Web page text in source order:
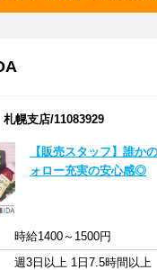
幌支店/11083929
【販売スタッフ】誰か
ォロー充実の安心感◎
時給1400～1500円
週3日以上 1日7.5時間以上